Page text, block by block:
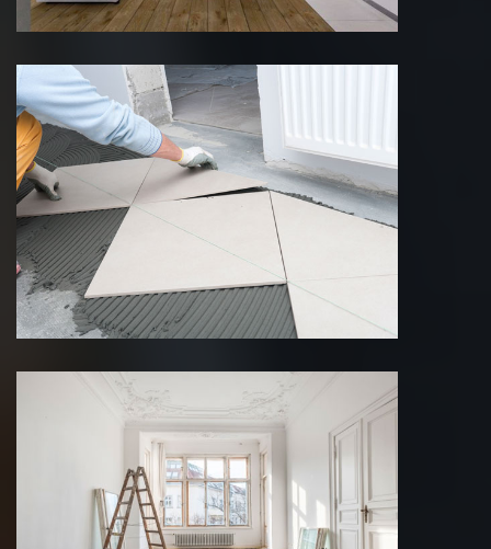
Pose de carrelage 75 Paris
Peinture intérieure 75 Paris